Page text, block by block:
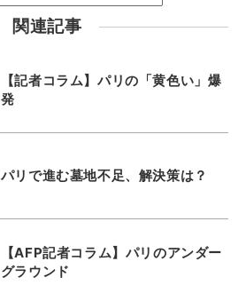
関連記事
【記者コラム】パリの「黄色い」爆
発
パリで進む墓地不足、解決策は？
【AFP記者コラム】パリのアンダー
グラウンド